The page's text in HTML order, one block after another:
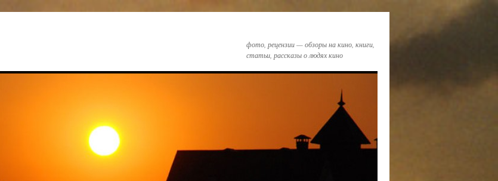
фото, рецензии — обзоры на кино, книги,
статьи, рассказы о людях кино